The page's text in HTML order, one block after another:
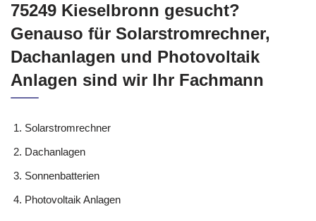
75249 Kieselbronn gesucht?
Genauso für Solarstromrechner,
Dachanlagen und Photovoltaik
Anlagen sind wir Ihr Fachmann
Solarstromrechner
Dachanlagen
Sonnenbatterien
Photovoltaik Anlagen